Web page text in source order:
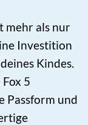
mehr als nur
Investition
Kindes.
5
Passform und